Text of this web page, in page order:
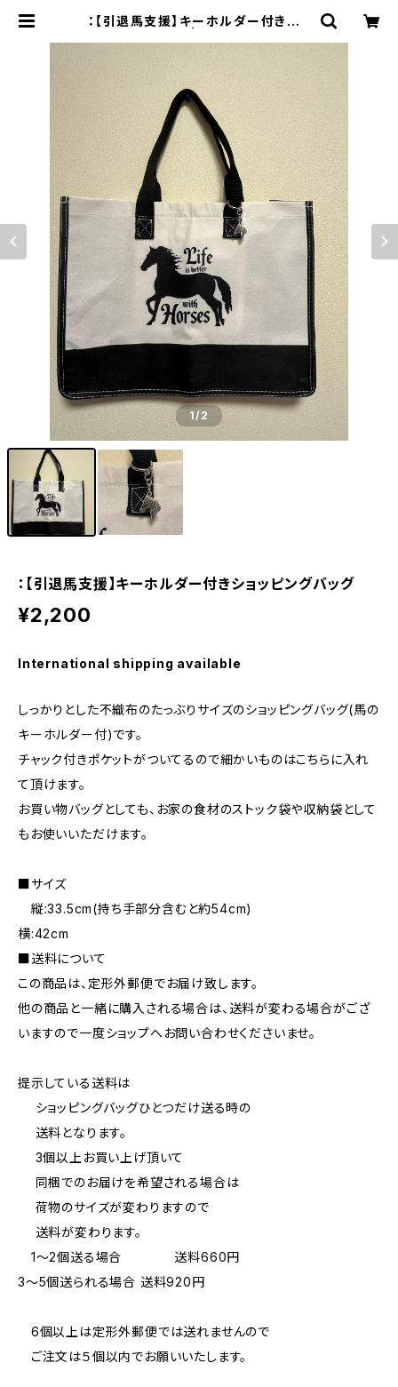
：【引退馬支援】キーホルダー付きショ
1/2
：【引退馬支援】キーホルダー付きショッピングバッグ
¥2,200
International shipping available
しっかりとした不織布のたっぶりサイズのショッピングバッグ(馬の
キーホルダー付)です。
チャック付きポケットがついてるので細かいものはこちらに入れ
て頂けます。
お買い物バッグとしても、お家の食材のストック袋や収納袋として
もお使いいただけます。
■サイズ
縦:33.5cm(持ち手部分含むと約54cm)
横:42cm
■送料について
この商品は、定形外郵便でお届け致します。
他の商品と一緒に購入される場合は、送料が変わる場合がござ
いますので一度ショップへお問い合わせくださいませ。
提示している送料は
ショッピングバッグひとつだけ送る時の
送料となります。
3個以上お買い上げ頂いて
同梱でのお届けを希望される場合は
荷物のサイズが変わりますので
送料が変わります。
1〜2個送る場合 送料660円
3〜5個送られる場合 送料920円
6個以上は定形外郵便では送れませんので
ご注文は５個以内でお願いいたします。